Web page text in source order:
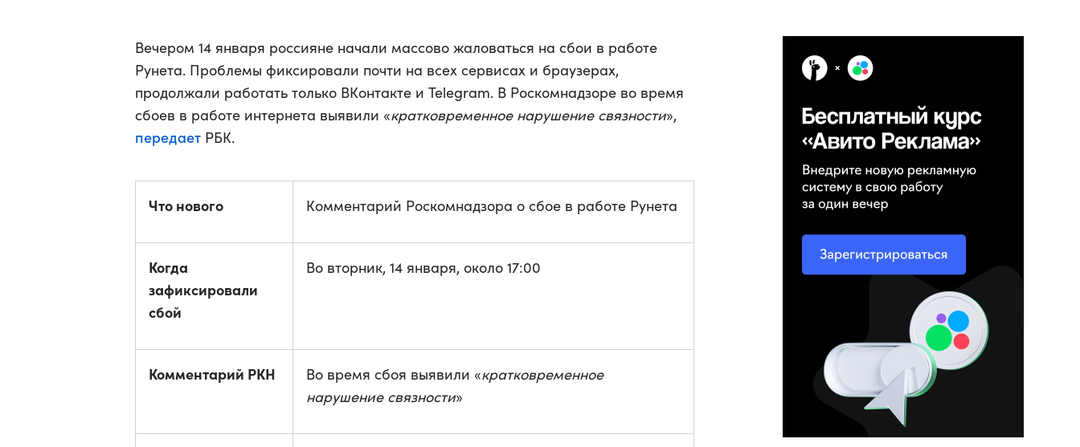
Вечером 14 января россияне начали массово жаловаться на сбои в работе
Рунета. Проблемы фиксировали почти на всех сервисах и браузерах,
продолжали работать только ВКонтакте и Telegram. В Роскомнадзоре во время
сбоев в работе интернета выявили «кратковременное нарушение связности»,
передает РБК.
Что нового Комментарий Роскомнадзора о сбое в работе Рунета
Когда
зафиксировали
сбой
Во вторник, 14 января, около 17:00
Комментарий РКН Во время сбоя выявили «кратковременное
нарушение связности»